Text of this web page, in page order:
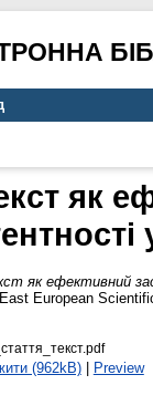
як
як ефективний
European
(962kB)| Preview